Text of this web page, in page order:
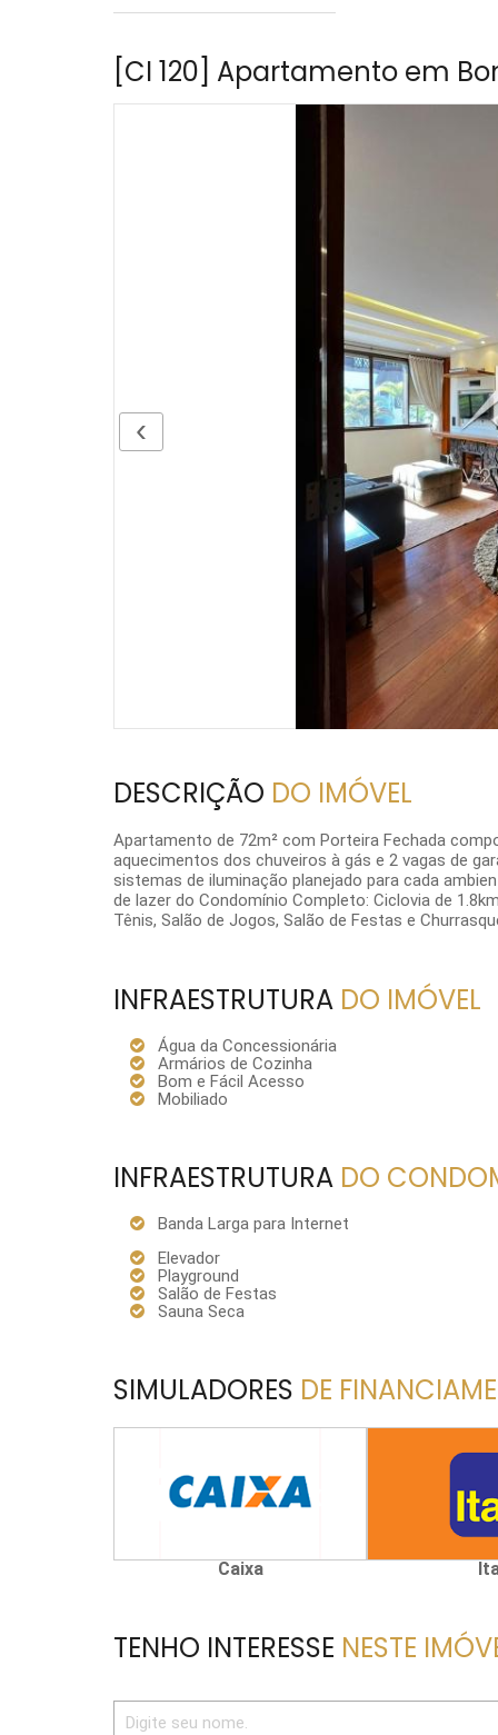
[CI 120] Apartamento em
‹
DESCRIÇÃO DO IMÓVEL
Apartamento de 72m² com Porteira Fechada
aquecimentos dos chuveiros à gás e 2 vagas de
sistemas de iluminação planejado para cada
de lazer do Condomínio Completo: Ciclovia de
Tênis, Salão de Jogos, Salão de Festas e
INFRAESTRUTURA DO IMÓVEL
Água da Concessionária
Armários de Cozinha
Bom e Fácil Acesso
Mobiliado
INFRAESTRUTURA DO
Banda Larga para Internet
Elevador
Playground
Salão de Festas
Sauna Seca
SIMULADORES DE
Caixa
TENHO INTERESSE NESTE